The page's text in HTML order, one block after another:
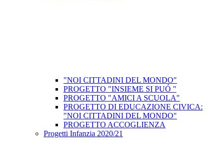
"NOI CITTADINI DEL MONDO"
PROGETTO "INSIEME SI PUÓ "
PROGETTO "AMICI A SCUOLA"
PROGETTO DI EDUCAZIONE CIVICA:
"NOI CITTADINI DEL MONDO"
PROGETTO ACCOGLIENZA
Progetti Infanzia 2020/21